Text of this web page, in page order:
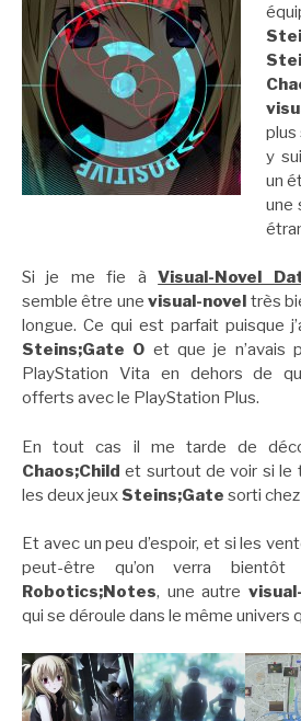
plus
y
un
une
Si je me fie àVisual-Novel
semble être unevisual-novel très
longue. Ce qui est parfait puisque
Steins;Gate 0 et que je n’avais
PlayStation Vita en dehors de
offerts avec le PlayStation Plus.
En tout cas il me tarde de
Chaos;Child et surtout de voir si le
les deux jeux Steins;Gate sorti chez
Et avec un peu d’espoir, et si les
peut-être qu’on verra bientôt
Robotics;Notes, une autre
qui se déroule dans le même univers